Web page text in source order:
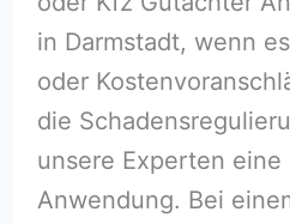
in Darmstadt, wenn
oder
die
unsere Experten eine
Anwendung. Bei